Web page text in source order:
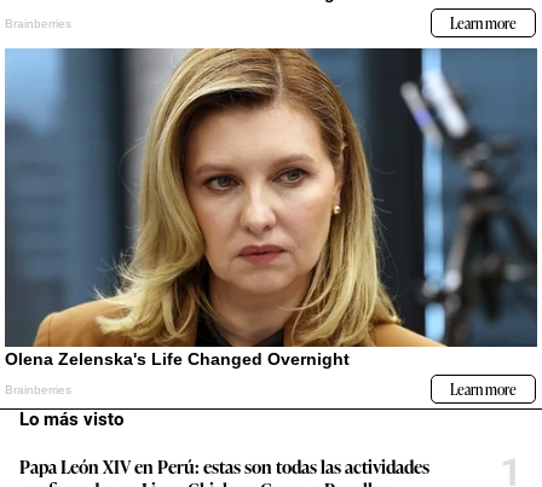
Lo más visto
Papa León XIV en Perú: estas son todas las actividades
1